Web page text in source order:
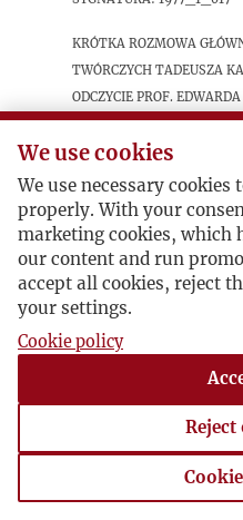
Krótka rozmowa
twórczych Tadeusza
odczycie prof.
Jorku.
Postacie
Bohater:
Inne:Edward
We use cookies
We use necessary
properly. With your
marketing cookies, which
our content and run
accept all cookies, reject
your settings.
Cookie policy
Cookie settings